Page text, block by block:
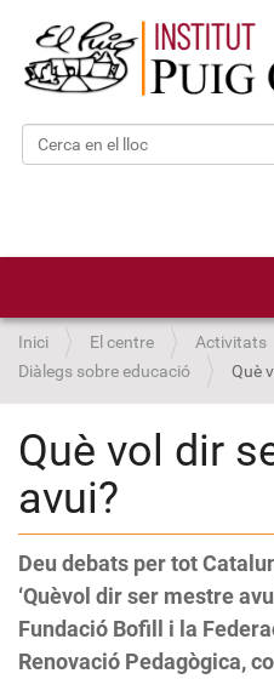
Cerca
Inici El centre Activitats
Diàlegs sobre educació
Què
Què vol dir
avui?
Deu debats per tot
‘Quèvol dir ser mestre
Fundació Bofill i la
Renovació Pedagògica,